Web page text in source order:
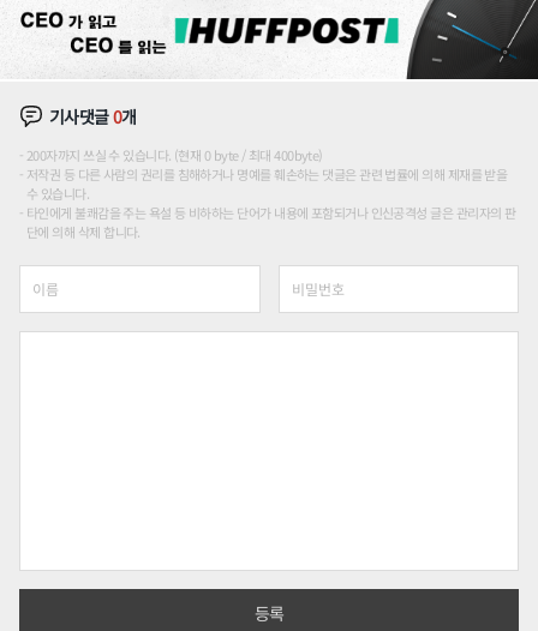
기사댓글0개
200자까지 쓰실 수 있습니다. (현재 0 byte / 최대 400byte)
저작권 등 다른 사람의 권리를 침해하거나 명예를 훼손하는 댓글은 관련 법률에 의해 제재를 받을
수 있습니다.
타인에게 불쾌감을 주는 욕설 등 비하하는 단어가 내용에 포함되거나 인신공격성 글은 관리자의 판
단에 의해 삭제 합니다.